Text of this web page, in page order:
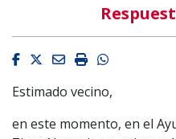
Facebook
Twitter
EmailImprimirWhatsapp
Estimado vecino,
en este momento, en el